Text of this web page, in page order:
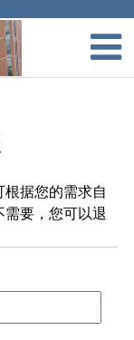
据您的需求自
要，您可以退